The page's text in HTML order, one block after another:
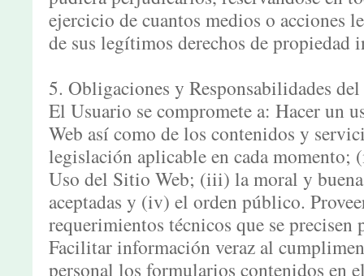
ejercicio de cuantos medios o acciones
de sus legítimos derechos de
5. Obligaciones y Responsabilidades
El Usuario se compromete a: Hacer un
Web así como de los contenidos y
legislación aplicable en cada momento;
Uso del Sitio Web; (iii) la moral y
aceptadas y (iv) el orden público.
requerimientos técnicos que se precisen
Facilitar información veraz al
personal los formularios contenidos en